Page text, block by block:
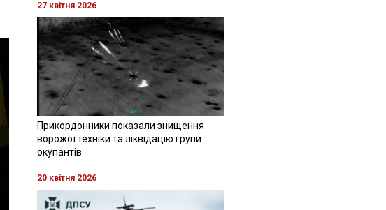
27 квітня 2026
Прикордонники показали знищення
ворожої техніки та ліквідацію групи
окупантів
20 квітня 2026